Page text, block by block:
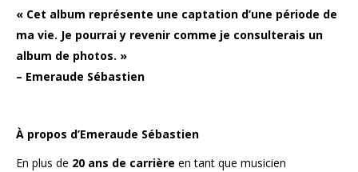
« Cet album représente une captation d’une période de
ma vie. Je pourrai y revenir comme je consulterais un
album de photos. »
– Emeraude Sébastien
À propos d’Emeraude Sébastien
En plus de 20 ans de carrière en tant que musicien